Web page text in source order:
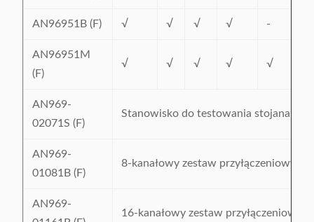
AN96951B (F) √ √ √ √ -
AN96951M
(F)
√ √ √ √ √
AN969-
02071S (F)
Stanowisko do testowania stojana
AN969-
01081B (F)
8-kanałowy zestaw przyłączeniowy
AN969-
16-kanałowy zestaw przyłączeniowy